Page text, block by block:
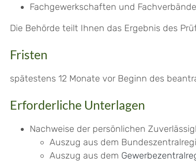
Fachgewerkschaften und Fachverbände
Die Behörde teilt Ihnen das Ergebnis des
Fristen
spätestens 12 Monate vor Beginn des
Erforderliche Unterlagen
Nachweise der persönlichen
Auszug aus dem
Auszug aus dem